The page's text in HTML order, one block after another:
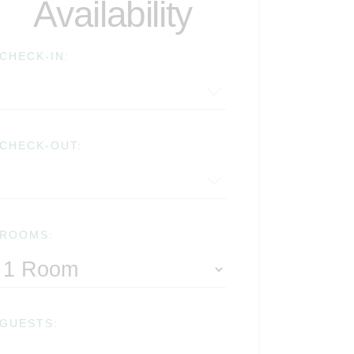
Availability
CHECK-IN:
CHECK-OUT:
ROOMS:
GUESTS: